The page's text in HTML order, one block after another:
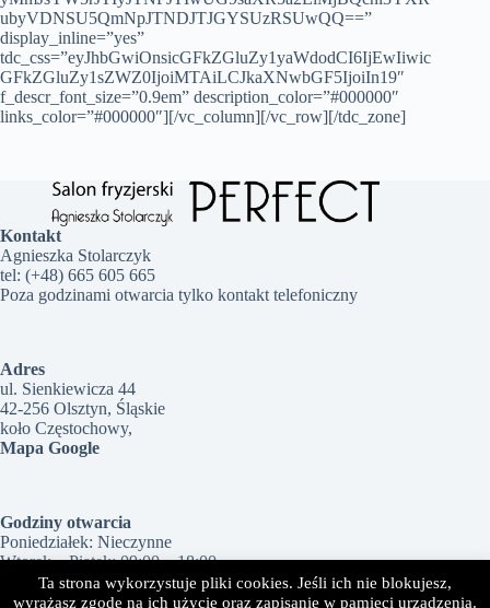
ubyVDNSU5QmNpJTNDJTJGYSUzRSUwQQ==”
display_inline=”yes”
tdc_css=”eyJhbGwiOnsicGFkZGluZy1yaWdodCI6IjEwIiwic
GFkZGluZy1sZWZ0IjoiMTAiLCJkaXNwbGF5IjoiIn19″
f_descr_font_size=”0.9em” description_color=”#000000″
links_color=”#000000″][/vc_column][/vc_row][/tdc_zone]
Kontakt
Agnieszka Stolarczyk
tel: (+48) 665 605 665
Poza godzinami otwarcia tylko kontakt telefoniczny
Adres
ul. Sienkiewicza 44
42-256 Olsztyn, Śląskie
koło Częstochowy,
Mapa Google
Godziny otwarcia
Poniedziałek: Nieczynne
Wtorek – Piątek: 09:00 – 18:00
Sobota: 09:00 – 14:00
Niedziela: Nieczynne
Ta strona wykorzystuje pliki cookies. Jeśli ich nie blokujesz,
wyrażasz zgodę na ich użycie oraz zapisanie w pamięci urządzenia.